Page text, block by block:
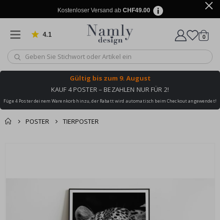
Kostenloser Versand ab CHF49.00
4.1 von 1019 Bewertungen
Wagen
0
Gültig bis zum 9. August
KAUF 4 POSTER – BEZAHLEN NUR FÜR 2!
Füge 4 Poster deinem Warenkorb hinzu, der Rabatt wird automatisch beim Checkout angewendet!
POSTER TIERPOSTER